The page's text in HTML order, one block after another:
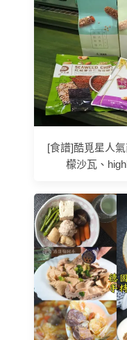
[食譜]酷覓星人
檬沙瓦、